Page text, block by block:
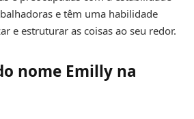
e têm uma habilidade
e estruturar as coisas ao seu redor.
nome Emilly na